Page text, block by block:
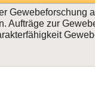
Gewebeforschung
Aufträge zur